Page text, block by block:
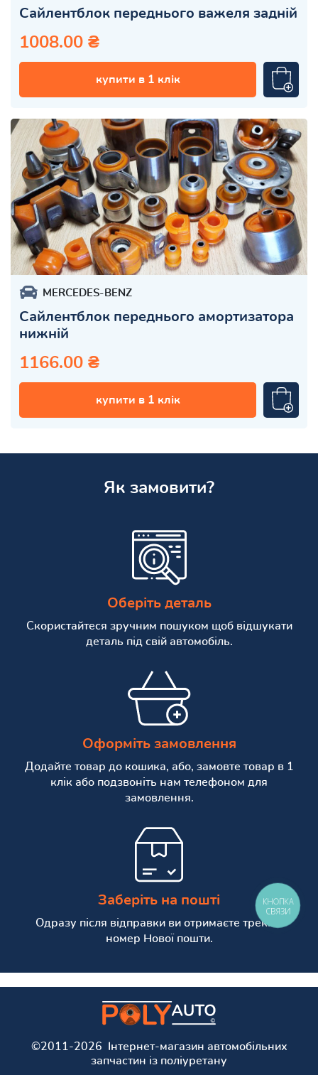
Сайлентблок переднього важеля задній
1008.00 ₴
купити в 1 клік
MERCEDES-BENZ
Сайлентблок переднього амортизатора
нижній
1166.00 ₴
купити в 1 клік
Як замовити?
Оберіть деталь
Скористайтеся зручним пошуком щоб відшукати
деталь під свій автомобіль.
Оформіть замовлення
Додайте товар до кошика, або, замовте товар в 1
клік або подзвоніть нам телефоном для
замовлення.
Заберіть на пошті
Одразу після відправки ви отримаєте трекінг
номер Нової пошти.
©2011-2026 Інтернет-магазин автомобільних
запчастин із поліуретану
КНОПКА
СВЯЗИ